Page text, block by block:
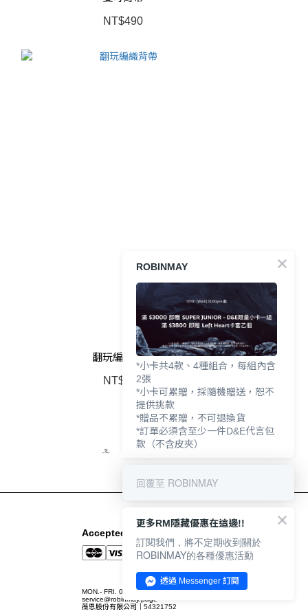
NT$490
翻玩編織背帶
NT$490
Accepted Payment Methods
MON.- FRI. 09:00-12:00 / 13:00-18:00
service@robinmay.page
薇恩股份有限公司｜54321752
ROBINMAY
*小卡共4款、4種組合，每組內含
2張
*小卡可累贈，採隨機贈送，恕不
提供挑款
*贈品不累贈，不可退換貨
*訂單必須含至少一件D&E代言包
款（不含皮夾）
回覆至 ROBINMAY
更多RM隱藏優惠在這邊!!
訂閱我們，將不定期收到關於
ROBINMAY的各種優惠活動
透過 Messenger 訂閱